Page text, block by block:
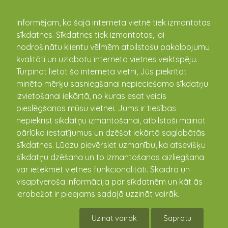
Informējam, ka šajā interneta vietnē tiek izmantotas
sīkdatnes. Sīkdatnes tiek izmantotas, lai
nodrošinātu klientu vēlmēm atbilstošu pakalpojumu
kvalitāti un uzlabotu interneta vietnes veiktspēju.
Turpinot lietot šo interneta vietni, Jūs piekrītat
minēto mērķu sasniegšanai nepieciešamo sīkdatņu
izvietošanai iekārtā, no kuras esat veicis
pieslēgšanos mūsu vietnei. Jums ir tiesības
nepiekrist sīkdatņu izmantošanai, atbilstoši mainot
pārlūka iestatījumus un dzēšot iekārtā saglabātās
sīkdatnes. Lūdzu pievērsiet uzmanību, ka atsevišķu
sīkdatņu dzēšana un to izmantošanas aizliegšana
var ietekmēt vietnes funkcionalitāti. Skaidra un
visaptveroša informācija par sīkdatnēm un kāt ās
ierobežot ir pieejams sadaļā uzzināt vairāk.
Uzināt vairāk Sapratu
kandava.lv
Brīvdabas estrāde OZOLĀJI
Kūrorta iela 14, Kandava, Tukuma novads, Latvija
57.030315 22.773056
Pasākumi Notikušie pasākumi